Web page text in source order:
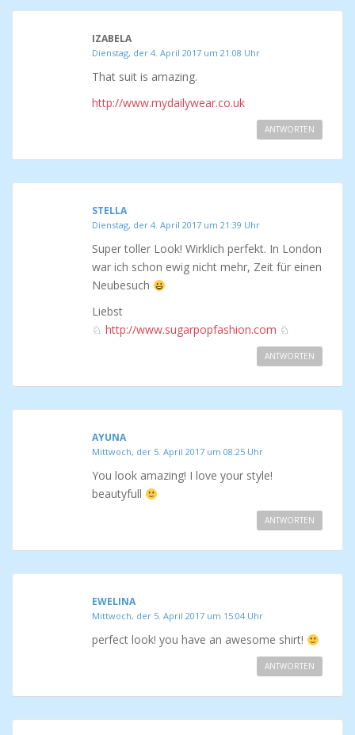
IZABELA
Dienstag, der 4. April 2017 um 21:08 Uhr
That suit is amazing.
http://www.mydailywear.co.uk
ANTWORTEN
STELLA
Dienstag, der 4. April 2017 um 21:39 Uhr
Super toller Look! Wirklich perfekt. In London
war ich schon ewig nicht mehr, Zeit für einen
Neubesuch
Liebst
♘ http://www.sugarpopfashion.com ♘
ANTWORTEN
AYUNA
Mittwoch, der 5. April 2017 um 08:25 Uhr
You look amazing! I love your style!
beautyfull
ANTWORTEN
EWELINA
Mittwoch, der 5. April 2017 um 15:04 Uhr
perfect look! you have an awesome shirt!
ANTWORTEN